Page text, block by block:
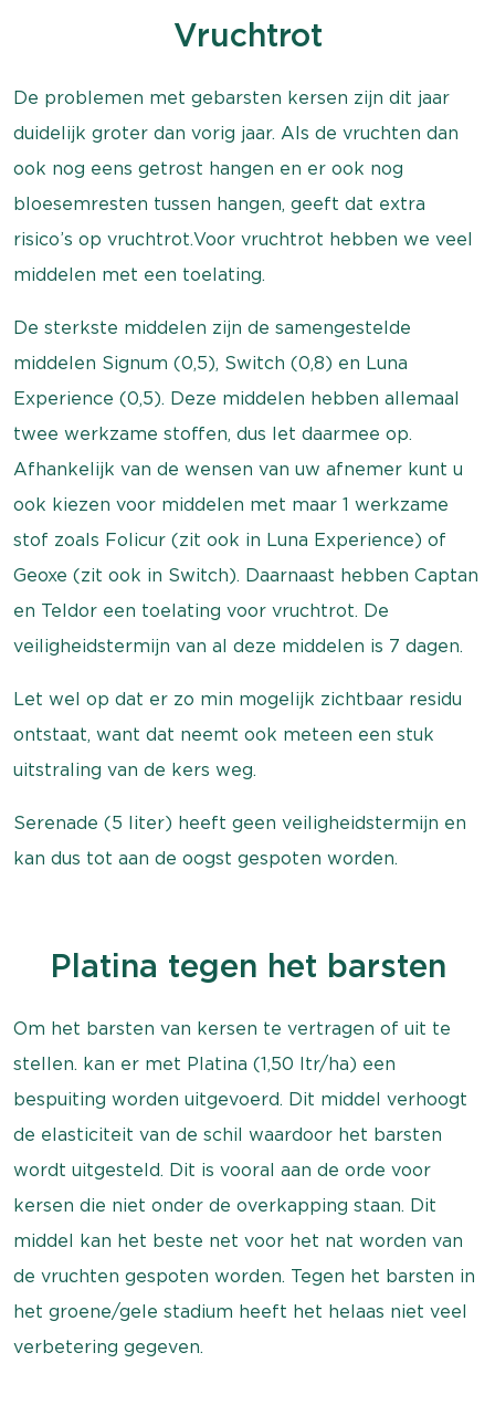
Vruchtrot
De problemen met gebarsten kersen zijn dit jaar
duidelijk groter dan vorig jaar. Als de vruchten dan
ook nog eens getrost hangen en er ook nog
bloesemresten tussen hangen, geeft dat extra
risico’s op vruchtrot. Voor vruchtrot hebben we veel
middelen met een toelating.
De sterkste middelen zijn de samengestelde
middelen Signum (0,5), Switch (0,8) en Luna
Experience (0,5). Deze middelen hebben allemaal
twee werkzame stoffen, dus let daarmee op.
Afhankelijk van de wensen van uw afnemer kunt u
ook kiezen voor middelen met maar 1 werkzame
stof zoals Folicur (zit ook in Luna Experience) of
Geoxe (zit ook in Switch). Daarnaast hebben Captan
en Teldor een toelating voor vruchtrot. De
veiligheidstermijn van al deze middelen is 7 dagen.
Let wel op dat er zo min mogelijk zichtbaar residu
ontstaat, want dat neemt ook meteen een stuk
uitstraling van de kers weg.
Serenade (5 liter) heeft geen veiligheidstermijn en
kan dus tot aan de oogst gespoten worden.
Platina tegen het barsten
Om het barsten van kersen te vertragen of uit te
stellen. kan er met Platina (1,50 ltr/ha) een
bespuiting worden uitgevoerd. Dit middel verhoogt
de elasticiteit van de schil waardoor het barsten
wordt uitgesteld. Dit is vooral aan de orde voor
kersen die niet onder de overkapping staan. Dit
middel kan het beste net voor het nat worden van
de vruchten gespoten worden. Tegen het barsten in
het groene/gele stadium heeft het helaas niet veel
verbetering gegeven.